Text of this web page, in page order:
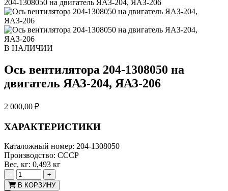
204-1308050 на двигатель ЯАЗ-204, ЯАЗ-206
В НАЛИЧИИ
Ось вентилятора 204-1308050 на
двигатель ЯАЗ-204, ЯАЗ-206
2 000,00 ₽
ХАРАКТЕРИСТИКИ
Каталожный номер: 204-1308050
Производство: СССР
Вес, кг: 0,493 кг
-
+
В КОРЗИНУ